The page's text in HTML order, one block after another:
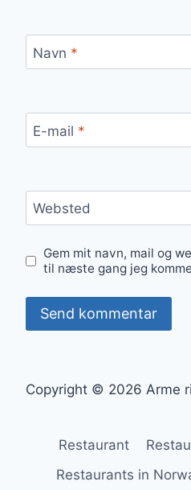
Navn *
E-mail *
Websted
Gem mit navn, mail og
til næste gang jeg
Copyright © 2026
Restaurant
Restaurants in